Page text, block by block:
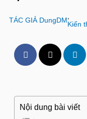
TÁC GIẢDungDM
,
Kiến
Nội dung bài viết